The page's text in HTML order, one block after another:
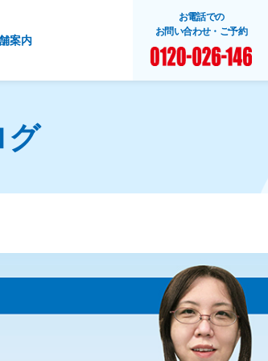
案内
お電話での
お問い合わせ・ご予約
グ